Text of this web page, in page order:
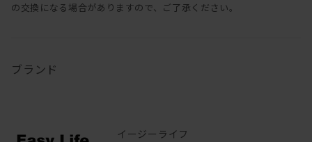
の交換になる場合がありますので、ご了承ください。
ブランド
イージーライフ